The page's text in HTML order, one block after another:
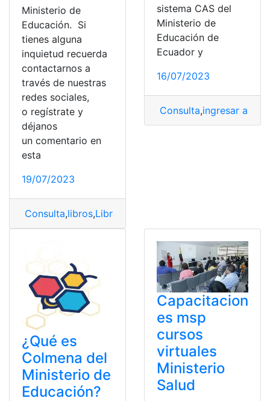
Ministerio de
Educación. Si
tienes alguna
inquietud recuerda
contactarnos a
través de nuestras
redes sociales,
o regístrate y
déjanos
un comentario en
esta
19/07/2023
Consulta,libros,Libros del ministerio de educación
sistema CAS del
Ministerio de
Educación de
Ecuador y
16/07/2023
Consulta,ingresar al
¿Qué es
Colmena del
Ministerio de
Educación?
Capacitacion
es msp
cursos
virtuales
Ministerio
Salud